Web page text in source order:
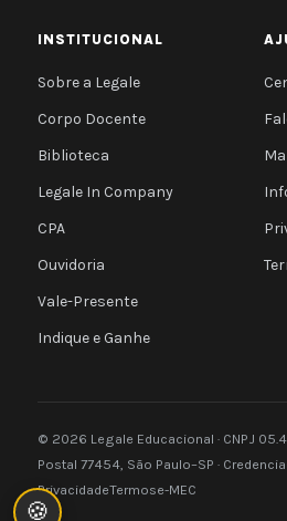
INSTITUCIONAL
Sobre a Legale
Corpo Docente
Biblioteca
Legale In Company
CPA
Ouvidoria
Vale-Presente
Indique e Ganhe
© 2026 Legale Educacional · CNPJ
Postal 77454, São Paulo–SP ·
PrivacidadeTermose-MEC
🍪